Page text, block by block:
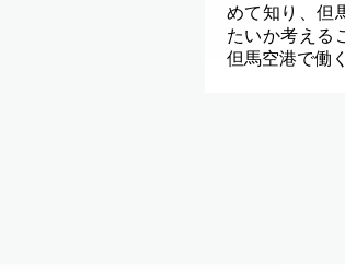
めて知り、但
たいか考える
但馬空港で働